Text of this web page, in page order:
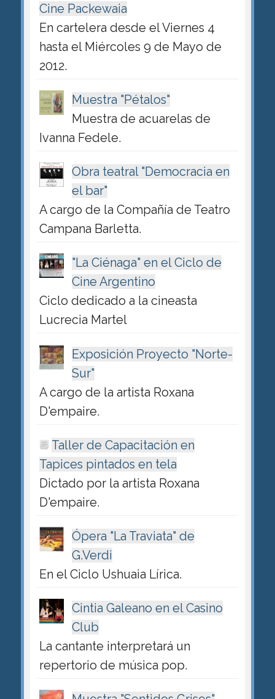
Cine Packewaia
En cartelera desde el Viernes 4
hasta el Miércoles 9 de Mayo de
2012.
Muestra "Pétalos"
Muestra de acuarelas de
Ivanna Fedele.
Obra teatral "Democracia en
el bar"
A cargo de la Compañía de Teatro
Campana Barletta.
"La Ciénaga" en el Ciclo de
Cine Argentino
Ciclo dedicado a la cineasta
Lucrecia Martel
Exposición Proyecto "Norte-
Sur"
A cargo de la artista Roxana
D'empaire.
Taller de Capacitación en
Tapices pintados en tela
Dictado por la artista Roxana
D'empaire.
Ópera "La Traviata" de
G.Verdi
En el Ciclo Ushuaia Lírica.
Cintia Galeano en el Casino
Club
La cantante interpretará un
repertorio de música pop.